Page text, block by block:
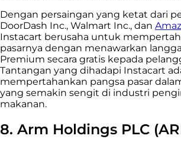
Dengan persaingan yang ketat dari
DoorDash Inc., Walmart Inc., dan
Instacart berusaha untuk
pasarnya dengan menawarkan
Premium secara gratis kepada
Tantangan yang dihadapi Instacart
mempertahankan pangsa pasar
yang semakin sengit di industri
makanan.
8. Arm Holdings PLC